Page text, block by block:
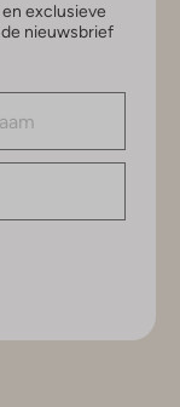
exclusieve
nieuwsbrief